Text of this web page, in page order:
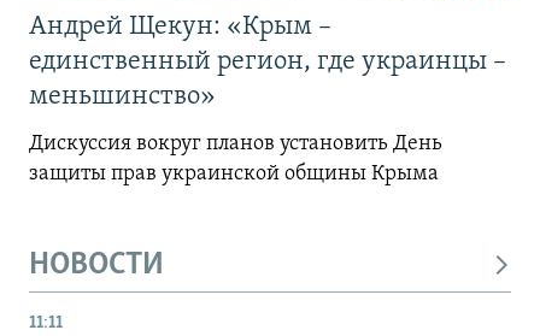
Андрей Щекун: «Крым –
единственный регион, где украинцы –
меньшинство»
Дискуссия вокруг планов установить День
защиты прав украинской общины Крыма
НОВОСТИ
11:11